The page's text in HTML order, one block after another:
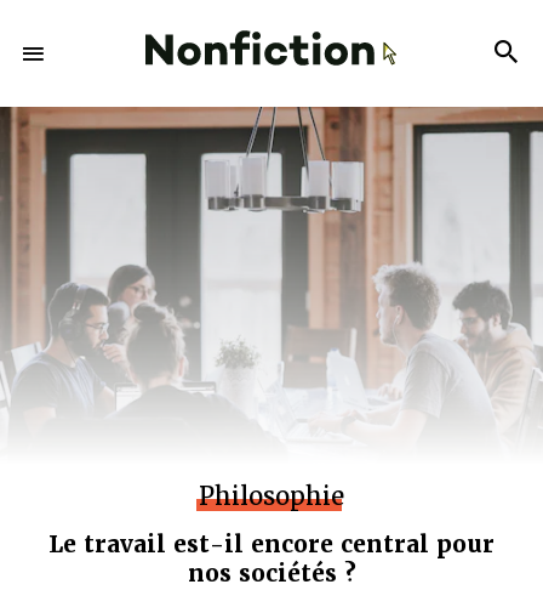
Philosophie
Le travail est-il encore central pour
nos sociétés ?